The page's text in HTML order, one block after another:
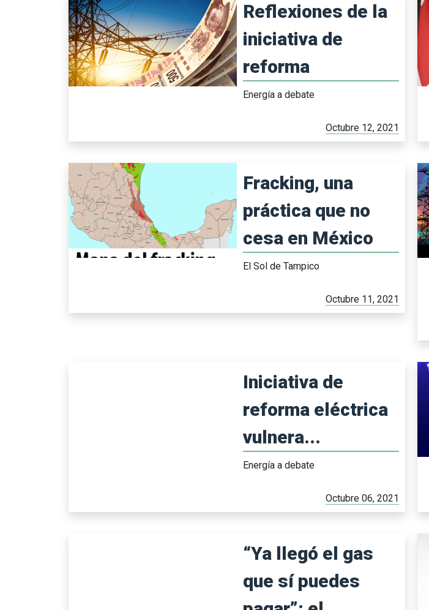
Reflexiones de la
iniciativa de
reforma
Energía a debate
Octubre 12, 2021
Fracking, una
práctica que no
cesa en México
El Sol de Tampico
Octubre 11, 2021
Iniciativa de
reforma eléctrica
vulnera...
Energía a debate
Octubre 06, 2021
“Ya llegó el gas
que sí puedes